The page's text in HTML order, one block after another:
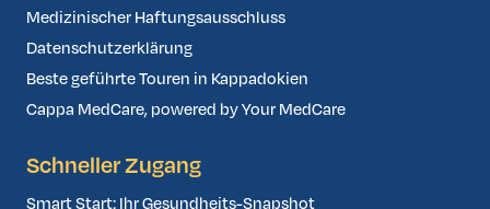
Medizinischer Haftungsausschluss
Datenschutzerklärung
Beste geführte Touren in Kappadokien
Cappa MedCare, powered by Your MedCare
Schneller Zugang
Smart Start: Ihr Gesundheits-Snapshot